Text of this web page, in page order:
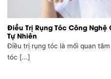
Điều Trị Rụng Tóc Công
Tự Nhiên
Điều trị rụng tóc là mối quan
tóc [...]